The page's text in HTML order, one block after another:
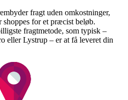
fragt uden omkostninger,
for et præcist beløb.
fragtmetode, som typisk –
eller Lystrup – er at få leveret din